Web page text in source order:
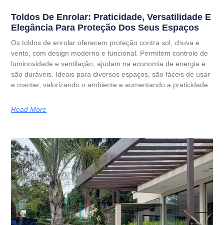
Toldos De Enrolar: Praticidade, Versatilidade E
Elegância Para Proteção Dos Seus Espaços
Os toldos de enrolar oferecem proteção contra sol, chuva e
vento, com design moderno e funcional. Permitem controle de
luminosidade e ventilação, ajudam na economia de energia e
são duráveis. Ideais para diversos espaços, são fáceis de usar
e manter, valorizando o ambiente e aumentando a praticidade.
Read More